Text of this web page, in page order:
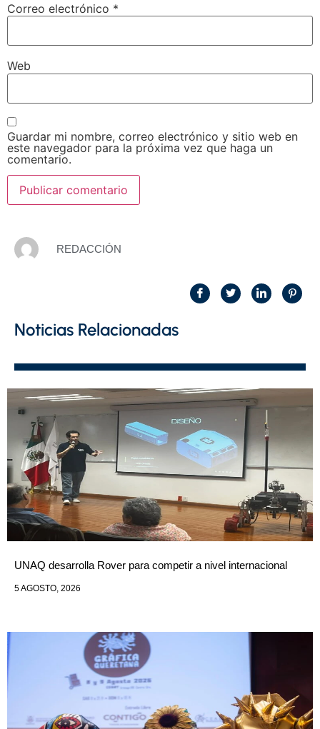
Correo electrónico *
Web
Guardar mi nombre, correo electrónico y sitio web en
este navegador para la próxima vez que haga un
comentario.
REDACCIÓN
Noticias Relacionadas
UNAQ desarrolla Rover para competir a nivel internacional
5 AGOSTO, 2026